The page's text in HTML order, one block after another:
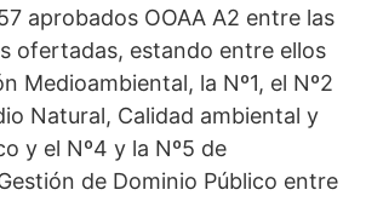
aprobados OOAA A2 entre las
ofertadas, estando entre ellos
Medioambiental, la Nº1, el Nº2
Natural, Calidad ambiental y
y el Nº4 y la Nº5 de
de Dominio Público entre